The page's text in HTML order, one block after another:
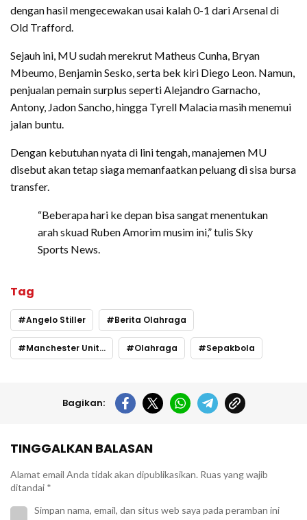
dengan hasil mengecewakan usai kalah 0-1 dari Arsenal di
Old Trafford.
Sejauh ini, MU sudah merekrut Matheus Cunha, Bryan
Mbeumo, Benjamin Sesko, serta bek kiri Diego Leon. Namun,
penjualan pemain surplus seperti Alejandro Garnacho,
Antony, Jadon Sancho, hingga Tyrell Malacia masih menemui
jalan buntu.
Dengan kebutuhan nyata di lini tengah, manajemen MU
disebut akan tetap siaga memanfaatkan peluang di sisa bursa
transfer.
“Beberapa hari ke depan bisa sangat menentukan
arah skuad Ruben Amorim musim ini,” tulis Sky
Sports News.
Tag
Angelo Stiller Berita Olahraga
Manchester United Olahraga Sepakbola
Bagikan:
TINGGALKAN BALASAN
Alamat email Anda tidak akan dipublikasikan. Ruas yang wajib
ditandai *
Simpan nama, email, dan situs web saya pada peramban ini